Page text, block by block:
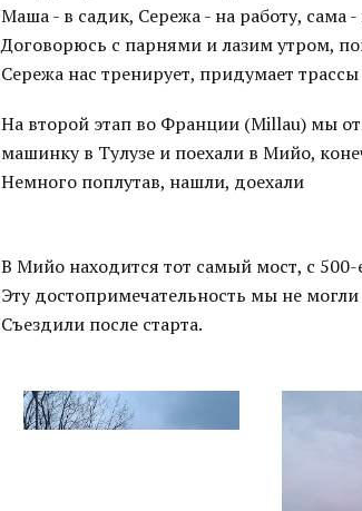
Маша - в садик, Сережа - на работу, сама -
Договорюсь с парнями и лазим утром,
Сережа нас тренирует, придумает
На второй этап во Франции (Millau) мы
машинку в Тулузе и поехали в Мийо,
Немного поплутав, нашли, доехали
В Мийо находится тот самый мост, с
Эту достопримечательность мы не
Съездили после старта.